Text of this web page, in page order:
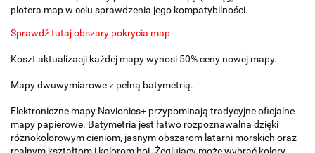
plotera map w celu sprawdzenia jego kompatybilności.
Sprawdź tutaj obszary pokrycia map
Koszt aktualizacji każdej mapy wynosi 50% ceny nowej mapy.
Mapy dwuwymiarowe z pełną batymetrią.
Elektroniczne mapy Navionics+ przypominają tradycyjne oficjalne
mapy papierowe. Batymetria jest łatwo rozpoznawalna dzięki
różnokolorowym cieniom, jasnym obszarom latarni morskich oraz